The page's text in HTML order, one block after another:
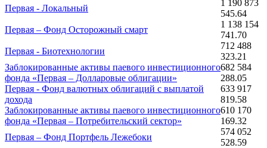
Первая - Локальный
1 190 873
545.64
Первая – Фонд Осторожный смарт
1 138 154
741.70
Первая - Биотехнологии
712 488
323.21
Заблокированные активы паевого инвестиционного
фонда «Первая – Долларовые облигации»
682 584
288.05
Первая - Фонд валютных облигаций с выплатой
дохода
633 917
819.58
Заблокированные активы паевого инвестиционного
фонда «Первая – Потребительский сектор»
610 170
169.32
Первая – Фонд Портфель Лежебоки
574 052
528.59